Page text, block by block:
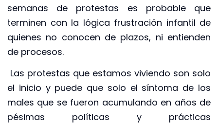
semanas de protestas es probable que
terminen con la lógica frustración infantil de
quienes no conocen de plazos, ni entienden
de procesos.
Las protestas que estamos viviendo son solo
el inicio y puede que solo el síntoma de los
males que se fueron acumulando en años de
pésimas políticas y prácticas